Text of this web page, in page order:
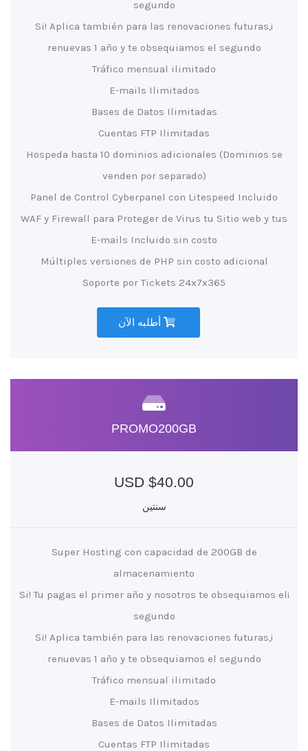
segundo
¡Si! Aplica también para las renovaciones futuras,
renuevas 1 año y te obsequiamos el segundo
Tráfico mensual ilimitado
E-mails Ilimitados
Bases de Datos Ilimitadas
Cuentas FTP Ilimitadas
Hospeda hasta 10 dominios adicionales (Dominios se
venden por separado)
Panel de Control Cyberpanel con Litespeed Incluido
WAF y Firewall para Proteger de Virus tu Sitio web y tus
E-mails Incluido sin costo
Múltiples versiones de PHP sin costo adicional
Soporte por Tickets 24x7x365
أطلبه الآن
PROMO200GB
$40.00 USD
سنتين
Super Hosting con capacidad de 200GB de
almacenamiento
¡Si! Tu pagas el primer año y nosotros te obsequiamos el
segundo
¡Si! Aplica también para las renovaciones futuras,
renuevas 1 año y te obsequiamos el segundo
Tráfico mensual ilimitado
E-mails Ilimitados
Bases de Datos Ilimitadas
Cuentas FTP Ilimitadas